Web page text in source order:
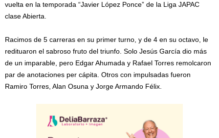
vuelta en la temporada “Javier López Ponce” de la Liga JAPAC
clase Abierta.
Racimos de 5 carreras en su primer turno, y de 4 en su octavo, le
redituaron el sabroso fruto del triunfo. Solo Jesús García dio más
de un imparable, pero Edgar Ahumada y Rafael Torres remolcaron
par de anotaciones per cápita. Otros con impulsadas fueron
Ramiro Torres, Alan Osuna y Jorge Armando Félix.